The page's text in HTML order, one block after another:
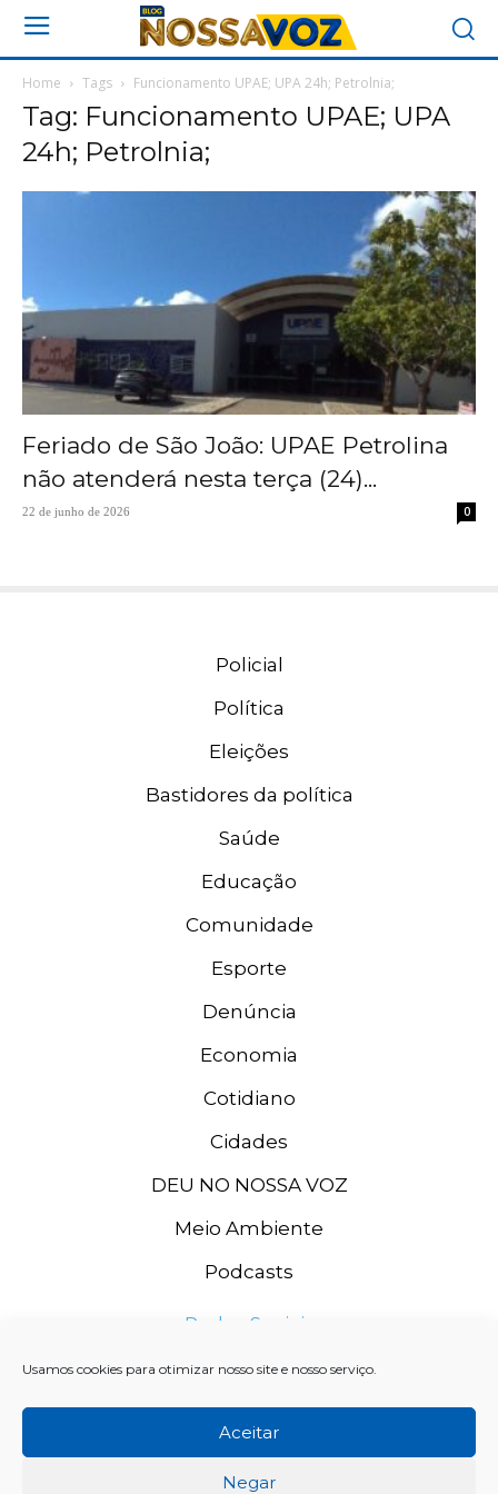
Usamos cookies para otimizar nosso site e nosso serviço.
Aceitar
Negar
Home Tags Funcionamento UPAE; UPA 24h; Petrolnia;
Tag: Funcionamento UPAE; UPA
24h; Petrolnia;
Feriado de São João: UPAE Petrolina
não atenderá nesta terça (24)...
22 de junho de 2026 0
Policial
Política
Eleições
Bastidores da política
Saúde
Educação
Comunidade
Esporte
Denúncia
Economia
Cotidiano
Cidades
DEU NO NOSSA VOZ
Meio Ambiente
Podcasts
Redes Sociais